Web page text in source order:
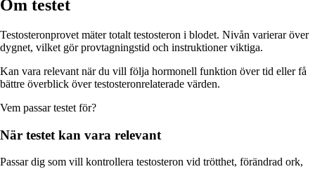
Om testet
Testosteronprovet mäter totalt testosteron i blodet. Nivån varierar över
dygnet, vilket gör provtagningstid och instruktioner viktiga.
Kan vara relevant när du vill följa hormonell funktion över tid eller få
bättre överblick över testosteronrelaterade värden.
Vem passartestet för?
När testet kan vara relevant
Passar dig som vill kontrollera testosteron vid trötthet, förändrad ork,